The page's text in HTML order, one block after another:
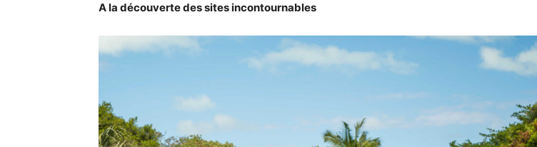
A la découverte des sites incontournables